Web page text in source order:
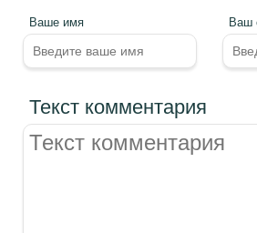
Ваше имя Ваш
Текст комментария